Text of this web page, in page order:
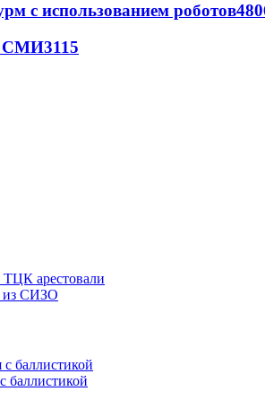
с использованием роботов
- СМИ3115
ТЦК арестовали
из СИЗО
баллистикой